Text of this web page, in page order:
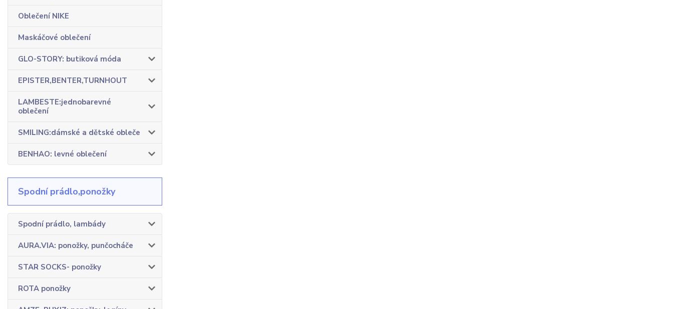
Oblečení NIKE
Maskáčové oblečení
GLO-STORY: butiková móda
EPISTER,BENTER,TURNHOUT
LAMBESTE:jednobarevné
oblečení
SMILING:dámské a dětské obleče
BENHAO: levné oblečení
Spodní prádlo,ponožky
Spodní prádlo, lambády
AURA.VIA: ponožky, punčocháče
STAR SOCKS- ponožky
ROTA ponožky